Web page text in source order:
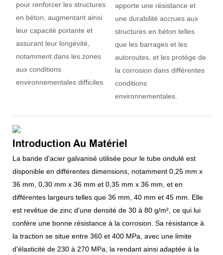
pour renforcer les structures
en béton, augmentant ainsi
leur capacité portante et
assurant leur longévité,
notamment dans les zones
aux conditions
environnementales difficiles.
apporte une résistance et
une durabilité accrues aux
structures en béton telles
que les barrages et les
autoroutes, et les protège de
la corrosion dans différentes
conditions
environnementales.
Introduction Au Matériel
La bande d'acier galvanisé utilisée pour le tube ondulé est
disponible en différentes dimensions, notamment 0,25 mm x
36 mm, 0,30 mm x 36 mm et 0,35 mm x 36 mm, et en
différentes largeurs telles que 36 mm, 40 mm et 45 mm. Elle
est revêtue de zinc d'une densité de 30 à 80 g/m², ce qui lui
confère une bonne résistance à la corrosion. Sa résistance à
la traction se situe entre 360 ​​et 400 MPa, avec une limite
d'élasticité de 230 à 270 MPa, la rendant ainsi adaptée à la